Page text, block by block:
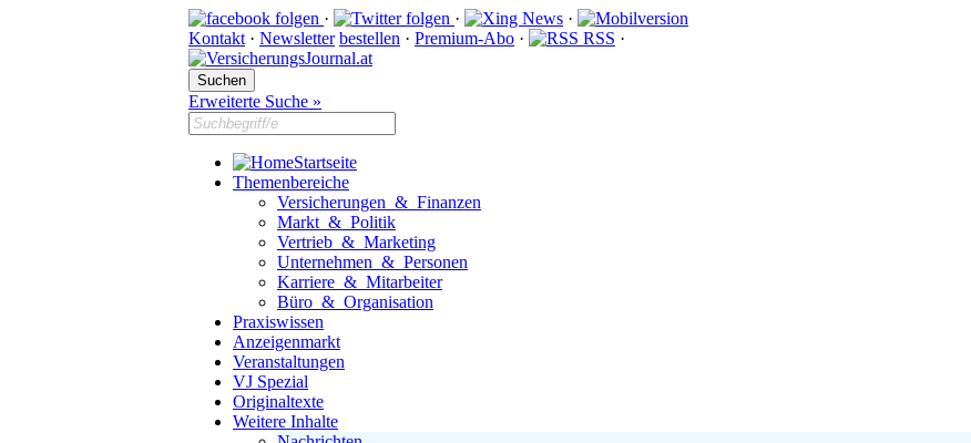
· ·
·
Kontakt · Newsletter bestellen · Premium-Abo · RSS ·
Erweiterte Suche »
Startseite
Themenbereiche
Versicherungen & Finanzen
Markt & Politik
Vertrieb & Marketing
Unternehmen & Personen
Karriere & Mitarbeiter
Büro & Organisation
Praxiswissen
Anzeigenmarkt
Veranstaltungen
VJ Spezial
Originaltexte
Weitere Inhalte